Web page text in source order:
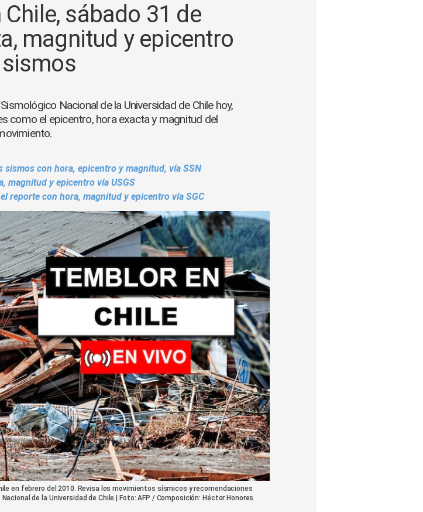
sábado 31 de
magnitud y epicentro
Nacional de la Universidad de Chile hoy,
como el epicentro, hora exacta y magnitud del
con hora, epicentro y magnitud, vía SSN
magnitud y epicentro vía USGS
reporte con hora, magnitud y epicentro vía SGC
en febrero del 2010. Revisa los movimientos sísmicos y recomendaciones
de la Universidad de Chile.| Foto: AFP / Composición: Héctor Honores